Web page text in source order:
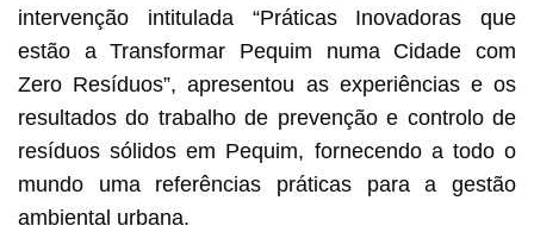
intervenção intitulada “Práticas Inovadoras que
estão a Transformar Pequim numa Cidade com
Zero Resíduos”, apresentou as experiências e os
resultados do trabalho de prevenção e controlo de
resíduos sólidos em Pequim, fornecendo a todo o
mundo uma referências práticas para a gestão
ambiental urbana.